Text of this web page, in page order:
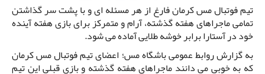
تیم فوتبال مس کرمان فارغ از هر مسئله ای و با پشت سر گذاشتن
تمامی ماجراهای هفته گذشته، آرام و متمرکز برای بازی هفته آینده
خود در آستارا برابر خوشه طلایی آماده می شود.
به گزارش روابط عمومی باشگاه مس؛ اعضای تیم فوتبال مس کرمان
که به خوبی می دانند ماجراهای هفته گذشته و بازی قبلی این تیم